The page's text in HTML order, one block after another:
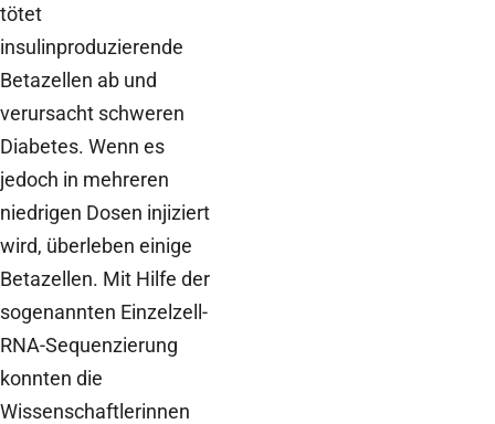
tötet
insulinproduzierende
Betazellen ab und
verursacht schweren
Diabetes. Wenn es
jedoch in mehreren
niedrigen Dosen injiziert
wird, überleben einige
Betazellen. Mit Hilfe der
sogenannten Einzelzell-
RNA-Sequenzierung
konnten die
Wissenschaftlerinnen